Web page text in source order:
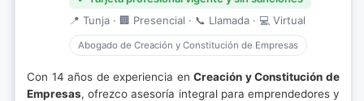
📍 Tunja · 🏢 Presencial · 📞 Llamada · 💻 Virtual
Abogado de Creación y Constitución de Empresas
Con 14 años de experiencia enCreación y Constitución de
Empresas, ofrezco asesoría integral para emprendedores y